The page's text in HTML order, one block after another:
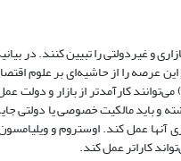
و غیردولتی را تبیین کنند. در
عرصه را از حاشیه‌ای بر علوم
می‌توانند کارآمدتر از بازار و
و باید مالکیت خصوصی یا دولتی
آنها عمل کند. اوستروم و
کاراتر عمل کند.